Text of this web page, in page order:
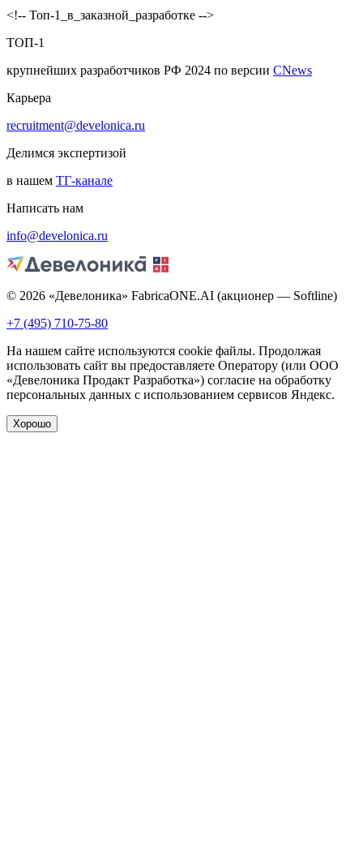
<!-- Топ-1_в_заказной_разработке -->
ТОП-1
крупнейших разработчиков РФ 2024 по версии CNews
Карьера
recruitment@develonica.ru
Делимся экспертизой
в нашем ТГ-канале
Написать нам
info@develonica.ru
© 2026 «Девелоника» FabricaONE.AI (акционер — Softline)
+7 (495) 710-75-80
На нашем сайте используются cookie файлы. Продолжая
использовать сайт вы предоставляете Оператору (или ООО
«Девелоника Продакт Разработка») согласие на обработку
персональных данных с использованием сервисов Яндекс.
Хорошо